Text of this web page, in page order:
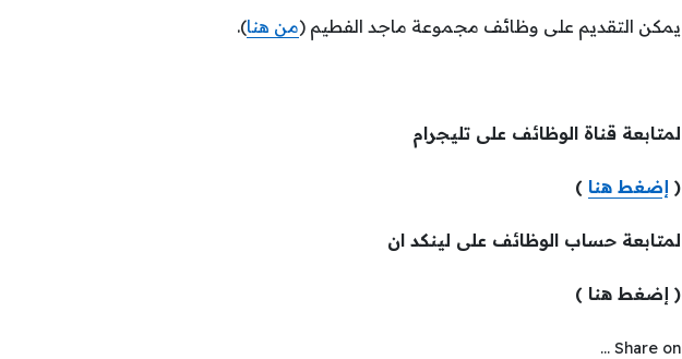
يمكن التقديم على وظائف مجموعة ماجد الفطيم (من هنا).
لمتابعة قناة الوظائف على تليجرام
( إضغط هنا )
لمتابعة حساب الوظائف على لينكد ان
( إضغط هنا )
Share on ...